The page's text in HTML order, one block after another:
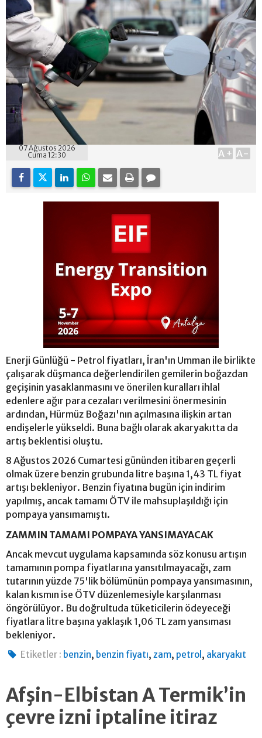
07 Ağustos 2026
Cuma 12:30
A+ A-
Enerji Günlüğü - Petrol fiyatları, İran'ın Umman ile birlikte
çalışarak düşmanca değerlendirilen gemilerin boğazdan
geçişinin yasaklanmasını ve önerilen kuralları ihlal
edenlere ağır para cezaları verilmesini önermesinin
ardından, Hürmüz Boğazı'nın açılmasına ilişkin artan
endişelerle yükseldi. Buna bağlı olarak akaryakıtta da
artış beklentisi oluştu.
8 Ağustos 2026 Cumartesi gününden itibaren geçerli
olmak üzere benzin grubunda litre başına 1,43 TL fiyat
artışı bekleniyor. Benzin fiyatına bugün için indirim
yapılmış, ancak tamamı ÖTV ile mahsuplaşıldığı için
pompaya yansımamıştı.
ZAMMIN TAMAMI POMPAYA YANSIMAYACAK
Ancak mevcut uygulama kapsamında söz konusu artışın
tamamının pompa fiyatlarına yansıtılmayacağı, zam
tutarının yüzde 75'lik bölümünün pompaya yansımasının,
kalan kısmın ise ÖTV düzenlemesiyle karşılanması
öngörülüyor. Bu doğrultuda tüketicilerin ödeyeceği
fiyatlara litre başına yaklaşık 1,06 TL zam yansıması
bekleniyor.
Etiketler : benzin, benzin fiyatı,zam, petrol , akaryakıt
Afşin-Elbistan A Termik’in
çevre izni iptaline itiraz